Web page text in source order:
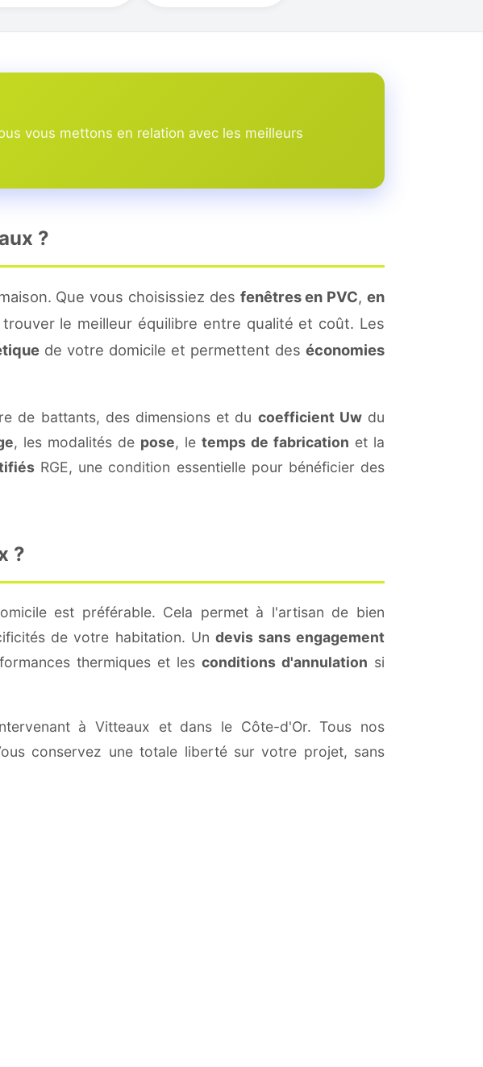
vous mettons en relation avec les meilleurs
?
Que vous choisissiez des fenêtres en PVC,en
le meilleur équilibre entre qualité et coût. Les
de votre domicile et permettent deséconomies
de battants, des dimensions et du coefficient Uwdu
, les modalités de pose, le temps de fabrication et la
RGE, une condition essentielle pour bénéficier des
?
est préférable. Cela permet à l'artisan de bien
de votre habitation. Un devis sans engagement
thermiques et les conditions d'annulation si
à Vitteaux et dans le Côte-d'Or. Tous nos
conservez une totale liberté sur votre projet, sans